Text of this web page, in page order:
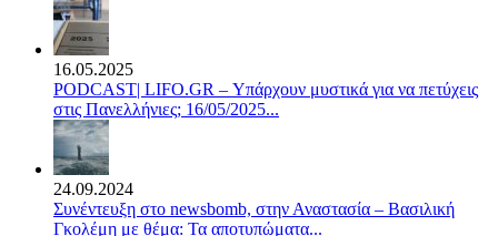
16.05.2025
PODCAST| LIFO.GR – Υπάρχουν μυστικά για να πετύχεις
στις Πανελλήνιες; 16/05/2025...
24.09.2024
Συνέντευξη στο newsbomb, στην Αναστασία – Βασιλική
Γκολέμη με θέμα: Τα αποτυπώματα...